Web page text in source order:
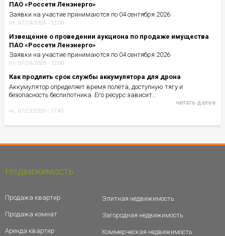
ПАО «Россети Ленэнерго»
Заявки на участие принимаются по 04 сентября 2026
пт, 07/24/2026 - 12:00
Извещение о проведении аукциона по продаже имущества
ПАО «Россети Ленэнерго»
Заявки на участие принимаются по 04 сентября 2026
пт, 07/24/2026 - 12:00
Как продлить срок службы аккумулятора для дрона
Аккумулятор определяет время полёта, доступную тягу и
безопасность беспилотника. Его ресурс зависит…
читать далее
чт, 07/23/2026 - 11:45
Недвижимость
Продажа квартир
Продажа комнат
Аренда квартир
Элитная недвижимость
Загородная недвижимость
Коммерческая недвижимость